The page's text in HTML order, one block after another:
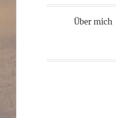
Über mich